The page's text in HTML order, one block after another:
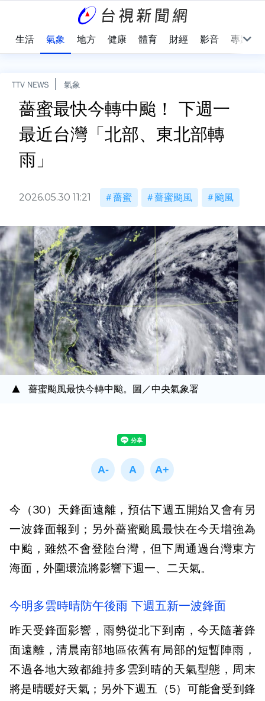
生活 氣象 地方 健康 體育 財經 影音 專題
TTV NEWS 氣象
薔蜜最快今轉中颱！ 下週一
最近台灣「北部、東北部轉
雨」
2026.05.30 11:21 薔蜜 薔蜜颱風 颱風
薔蜜颱風最快今轉中颱。圖／中央氣象署
今（30）天鋒面遠離，預估下週五開始又會有另
一波鋒面報到；另外薔蜜颱風最快在今天增強為
中颱，雖然不會登陸台灣，但下周通過台灣東方
海面，外圍環流將影響下週一、二天氣。
今明多雲時晴防午後雨 下週五新一波鋒面
昨天受鋒面影響，雨勢從北下到南，今天隨著鋒
面遠離，清晨南部地區依舊有局部的短暫陣雨，
不過各地大致都維持多雲到晴的天氣型態，周末
將是晴暖好天氣；另外下週五（5）可能會受到鋒